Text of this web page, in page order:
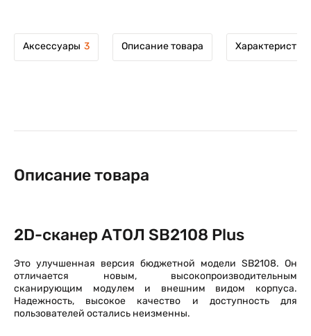
Аксессуары 3 Описание товара
Описание товара
2D-сканер АТОЛ SB2108 Plus
Это улучшенная версия бюджетной модели SB2108. Он
отличается новым, высокопроизводительным
сканирующим модулем и внешним видом корпуса.
Надежность, высокое качество и доступность для
пользователей остались неизменны.